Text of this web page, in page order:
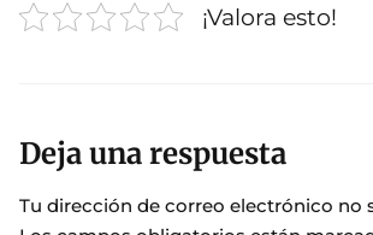
¡Valora esto!
Deja una respuesta
Tu dirección de correo electrónico no